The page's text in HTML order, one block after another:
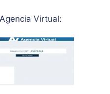
Agencia Virtual: